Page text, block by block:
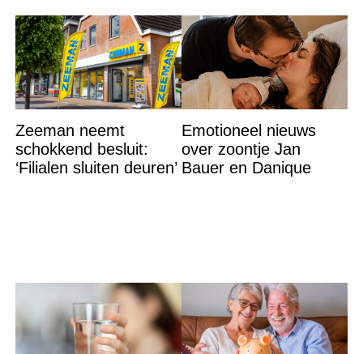
Zeeman neemt
schokkend besluit:
‘Filialen sluiten deuren’
Emotioneel nieuws
over zoontje Jan
Bauer en Danique